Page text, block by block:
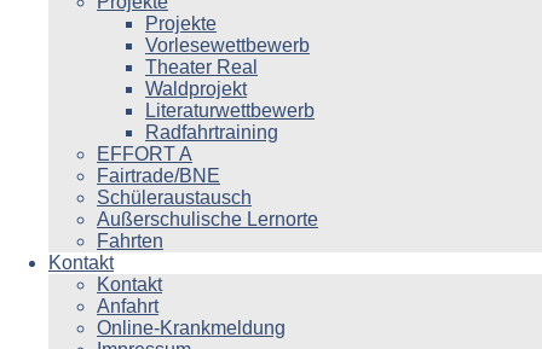
Projekte
Vorlesewettbewerb
Theater Real
Waldprojekt
Literaturwettbewerb
Radfahrtraining
EFFORT A
Fairtrade/BNE
Schüleraustausch
Außerschulische Lernorte
Fahrten
Kontakt
Kontakt
Anfahrt
Online-Krankmeldung